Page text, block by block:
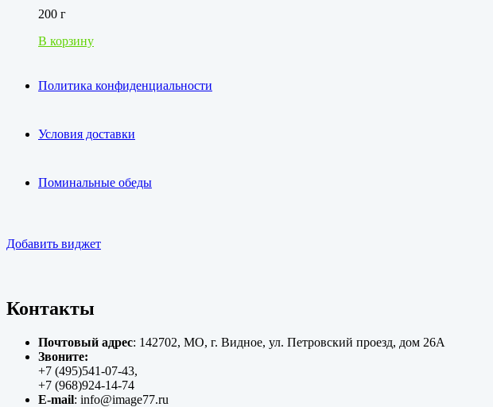
200 г
В корзину
Политика конфиденциальности
Условия доставки
Поминальные обеды
Добавить виджет
Контакты
Почтовый адрес: 142702, МО, г. Видное, ул. Петровский проезд, дом 26А
Звоните:
+7 (495)541-07-43,
+7 (968)924-14-74
E-mail: info@image77.ru